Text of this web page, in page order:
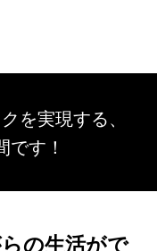
を実現する、
す！
の生活がで